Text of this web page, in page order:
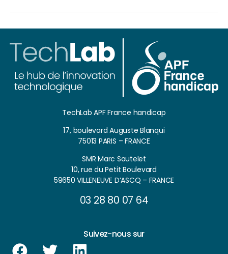
TechLab APF France handicap
17, boulevard Auguste Blanqui
75013 PARIS – FRANCE
SMR Marc Sautelet
10, rue du Petit Boulevard
59650 VILLENEUVE D’ASCQ – FRANCE
03 28 80 07 64
Suivez-nous sur